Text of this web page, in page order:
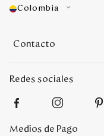
Colombia
Contacto
Redes sociales
Medios de Pago